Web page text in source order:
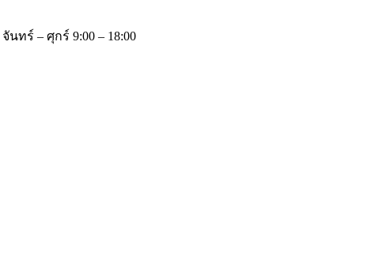
จันทร์ – ศุกร์ 9:00 – 18:00